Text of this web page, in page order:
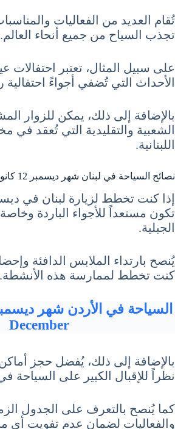
تُقام العديد من الفعاليات
تجذب السياح من جميع أنحاء العالم.
على سبيل المثال، تعتبر احتفالات
الأحداث التي تُضفي أجواءً احتفالية
بالإضافة إلى ذلك، يمكن للزوار
الشعبية والتقليدية التي تُعقد في
اللبنانية.
نصائح السياحة في لبنان شهر ديسمبر 12 كانون الأول December
إذا كنت تخطط لزيارة لبنان في
تكون مستعداً للأجواء الباردة
الجبلية.
يُنصح بارتداء الملابس الدافئة
كنت تخطط لممارسة هذه الأنشطة.
December
بالإضافة إلى ذلك، يُفضل حجز
نظراً للإقبال الكبير على السياحة
كما يُنصح بالتعرف على الجدول
والفعاليات لضمان عدم تفويت أي